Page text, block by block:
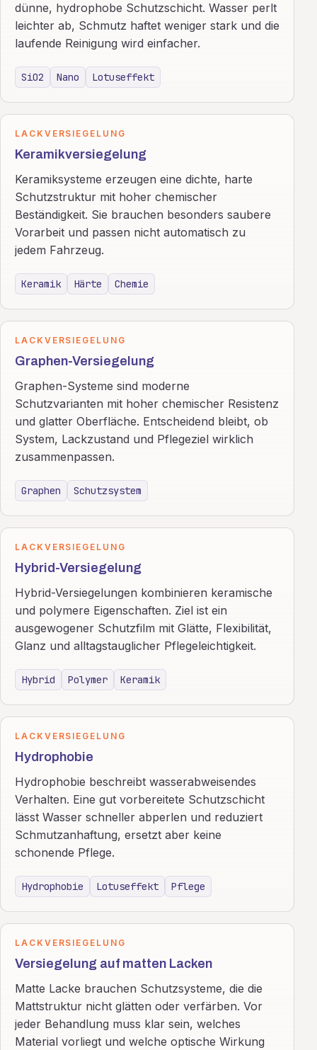
dünne, hydrophobe Schutzschicht. Wasser perlt
leichter ab, Schmutz haftet weniger stark und die
laufende Reinigung wird einfacher.
SiO2 Nano Lotuseffekt
LACKVERSIEGELUNG
Keramikversiegelung
Keramiksysteme erzeugen eine dichte, harte
Schutzstruktur mit hoher chemischer
Beständigkeit. Sie brauchen besonders saubere
Vorarbeit und passen nicht automatisch zu
jedem Fahrzeug.
Keramik Härte Chemie
LACKVERSIEGELUNG
Graphen-Versiegelung
Graphen-Systeme sind moderne
Schutzvarianten mit hoher chemischer Resistenz
und glatter Oberfläche. Entscheidend bleibt, ob
System, Lackzustand und Pflegeziel wirklich
zusammenpassen.
Graphen Schutzsystem
LACKVERSIEGELUNG
Hybrid-Versiegelung
Hybrid-Versiegelungen kombinieren keramische
und polymere Eigenschaften. Ziel ist ein
ausgewogener Schutzfilm mit Glätte, Flexibilität,
Glanz und alltagstauglicher Pflegeleichtigkeit.
Hybrid Polymer Keramik
LACKVERSIEGELUNG
Hydrophobie
Hydrophobie beschreibt wasserabweisendes
Verhalten. Eine gut vorbereitete Schutzschicht
lässt Wasser schneller abperlen und reduziert
Schmutzanhaftung, ersetzt aber keine
schonende Pflege.
Hydrophobie Lotuseffekt Pflege
LACKVERSIEGELUNG
Versiegelung auf matten Lacken
Matte Lacke brauchen Schutzsysteme, die die
Mattstruktur nicht glätten oder verfärben. Vor
jeder Behandlung muss klar sein, welches
Material vorliegt und welche optische Wirkung